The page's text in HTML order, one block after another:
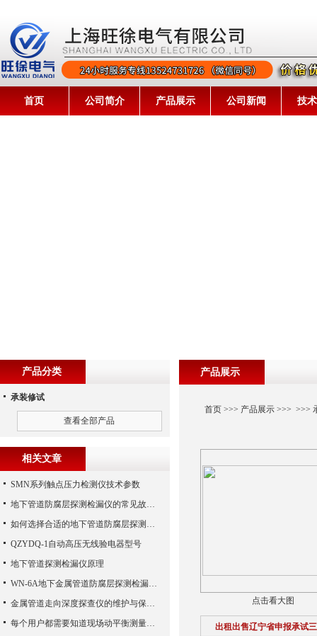
首页 公司简介 产品展示 公司新闻 技
产品展示
首页>>> 产品展示>>> >>>
点击看大图
出租出售辽宁省申报承试
产品分类
承装修试
查看全部产品
相关文章
SMN系列触点压力检测仪技术参数
地下管道防腐层探测检漏仪的常见故障相应解决方法分享
如何选择合适的地下管道防腐层探测检测仪？
QZYDQ-1自动高压无线验电器型号
地下管道探测检漏仪原理
WN-6A地下金属管道防腐层探测检漏仪的一些原理方法体验检查报告
金属管道走向深度探查仪的维护与保养指南
每个用户都需要知道现场动平衡测量仪的一些知识